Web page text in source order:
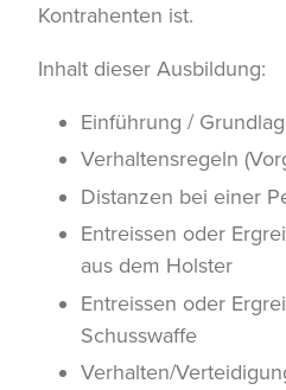
Kontrahenten ist.
Inhalt dieser Ausbildung:
Einführung /
Verhaltensregeln
Distanzen bei einer
Entreissen oder
aus dem Holster
Entreissen oder
Schusswaffe
Verhalten/